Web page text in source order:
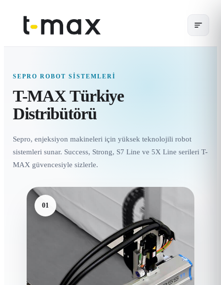
SEPRO ROBOT SISTEMLERI
T-MAX Türkiye
Distribütörü
Sepro, enjeksiyon makineleri için yüksek teknolojili robot
sistemleri sunar. Success, Strong, S7 Line ve 5X Line serileri T-
MAX güvencesiyle sizlerle.
01